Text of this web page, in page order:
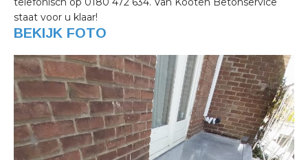
staat voor u klaar!
BEKIJK FOTO